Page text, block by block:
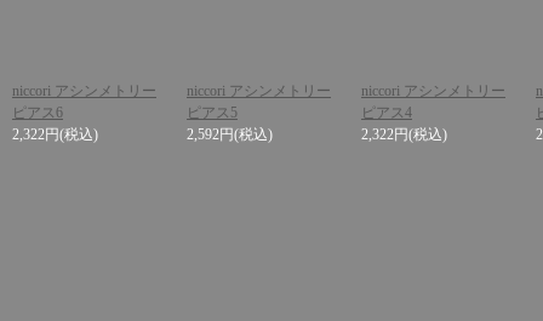
niccori アシンメトリー
ピアス6
2,322円(税込)
niccori アシンメトリー
ピアス5
2,592円(税込)
niccori アシンメトリー
ピアス4
2,322円(税込)